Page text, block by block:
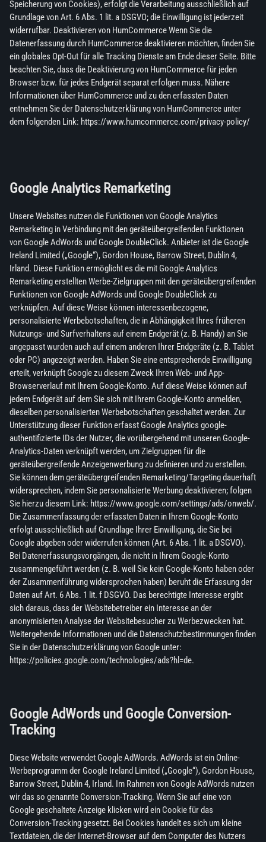
Speicherung von Cookies), erfolgt die Verarbeitung ausschließlich auf
Grundlage von Art. 6 Abs. 1 lit. a DSGVO; die Einwilligung ist jederzeit
widerrufbar. Deaktivieren von HumCommerce Wenn Sie die
Datenerfassung durch HumCommerce deaktivieren möchten, finden Sie
ein globales Opt-Out für alle Tracking Dienste am Ende dieser Seite. Bitte
beachten Sie, dass die Deaktivierung von HumCommerce für jeden
Browser bzw. für jedes Endgerät separat erfolgen muss. Nähere
Informationen über HumCommerce und zu den erfassten Daten
entnehmen Sie der Datenschutzerklärung von HumCommerce unter
dem folgenden Link: https://www.humcommerce.com/privacy-policy/
Google Analytics Remarketing
Unsere Websites nutzen die Funktionen von Google Analytics
Remarketing in Verbindung mit den geräteübergreifenden Funktionen
von Google AdWords und Google DoubleClick. Anbieter ist die Google
Ireland Limited („Google“), Gordon House, Barrow Street, Dublin 4,
Irland. Diese Funktion ermöglicht es die mit Google Analytics
Remarketing erstellten Werbe-Zielgruppen mit den geräteübergreifenden
Funktionen von Google AdWords und Google DoubleClick zu
verknüpfen. Auf diese Weise können interessenbezogene,
personalisierte Werbebotschaften, die in Abhängigkeit Ihres früheren
Nutzungs- und Surfverhaltens auf einem Endgerät (z. B. Handy) an Sie
angepasst wurden auch auf einem anderen Ihrer Endgeräte (z. B. Tablet
oder PC) angezeigt werden. Haben Sie eine entsprechende Einwilligung
erteilt, verknüpft Google zu diesem Zweck Ihren Web- und App-
Browserverlauf mit Ihrem Google-Konto. Auf diese Weise können auf
jedem Endgerät auf dem Sie sich mit Ihrem Google-Konto anmelden,
dieselben personalisierten Werbebotschaften geschaltet werden. Zur
Unterstützung dieser Funktion erfasst Google Analytics google-
authentifizierte IDs der Nutzer, die vorübergehend mit unseren Google-
Analytics-Daten verknüpft werden, um Zielgruppen für die
geräteübergreifende Anzeigenwerbung zu definieren und zu erstellen.
Sie können dem geräteübergreifenden Remarketing/Targeting dauerhaft
widersprechen, indem Sie personalisierte Werbung deaktivieren; folgen
Sie hierzu diesem Link: https://www.google.com/settings/ads/onweb/.
Die Zusammenfassung der erfassten Daten in Ihrem Google-Konto
erfolgt ausschließlich auf Grundlage Ihrer Einwilligung, die Sie bei
Google abgeben oder widerrufen können (Art. 6 Abs. 1 lit. a DSGVO).
Bei Datenerfassungsvorgängen, die nicht in Ihrem Google-Konto
zusammengeführt werden (z. B. weil Sie kein Google-Konto haben oder
der Zusammenführung widersprochen haben) beruht die Erfassung der
Daten auf Art. 6 Abs. 1 lit. f DSGVO. Das berechtigte Interesse ergibt
sich daraus, dass der Websitebetreiber ein Interesse an der
anonymisierten Analyse der Websitebesucher zu Werbezwecken hat.
Weitergehende Informationen und die Datenschutzbestimmungen finden
Sie in der Datenschutzerklärung von Google unter:
https://policies.google.com/technologies/ads?hl=de.
Google AdWords und Google Conversion-
Tracking
Diese Website verwendet Google AdWords. AdWords ist ein Online-
Werbeprogramm der Google Ireland Limited („Google“), Gordon House,
Barrow Street, Dublin 4, Irland. Im Rahmen von Google AdWords nutzen
wir das so genannte Conversion-Tracking. Wenn Sie auf eine von
Google geschaltete Anzeige klicken wird ein Cookie für das
Conversion-Tracking gesetzt. Bei Cookies handelt es sich um kleine
Textdateien, die der Internet-Browser auf dem Computer des Nutzers